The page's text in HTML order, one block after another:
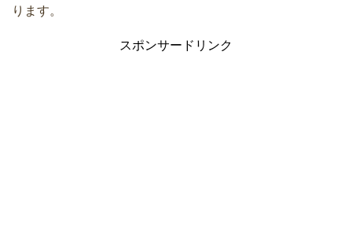
ります。
スポンサードリンク